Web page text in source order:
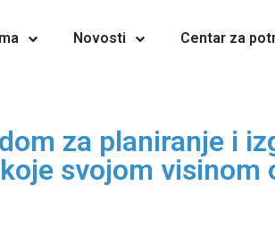
Novosti Centar za
za planiranje i
svojom